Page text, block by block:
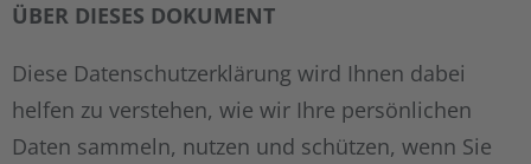
ÜBER DIESES DOKUMENT
Diese Datenschutzerklärung wird Ihnen dabei
helfen zu verstehen, wie wir Ihre persönlichen
Daten sammeln, nutzen und schützen, wenn Sie